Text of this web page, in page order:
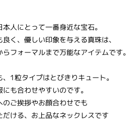
人にとって一番身近な宝石。
く、優しい印象を与える真珠は、
らフォーマルまで万能なアイテムです。
、1粒タイプはとびきりキュート。
も合わせやすいのです。
のご挨拶やお顔合わせでも
だける、お上品なネックレスです